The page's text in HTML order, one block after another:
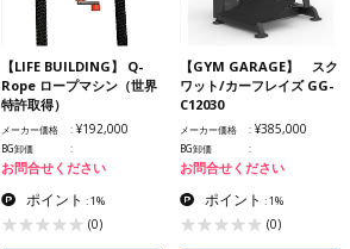
【LIFE BUILDING】 Q-
Rope ロープマシン（世界
特許取得）
メーカー価格 ¥192,000
BG卸価
お問合せください
ポイント : 1%
(0)
【GYM GARAGE】 スク
ワット/カーフレイズ GG-
C12030
メーカー価格 ¥385,000
BG卸価
お問合せください
ポイント : 1%
(0)